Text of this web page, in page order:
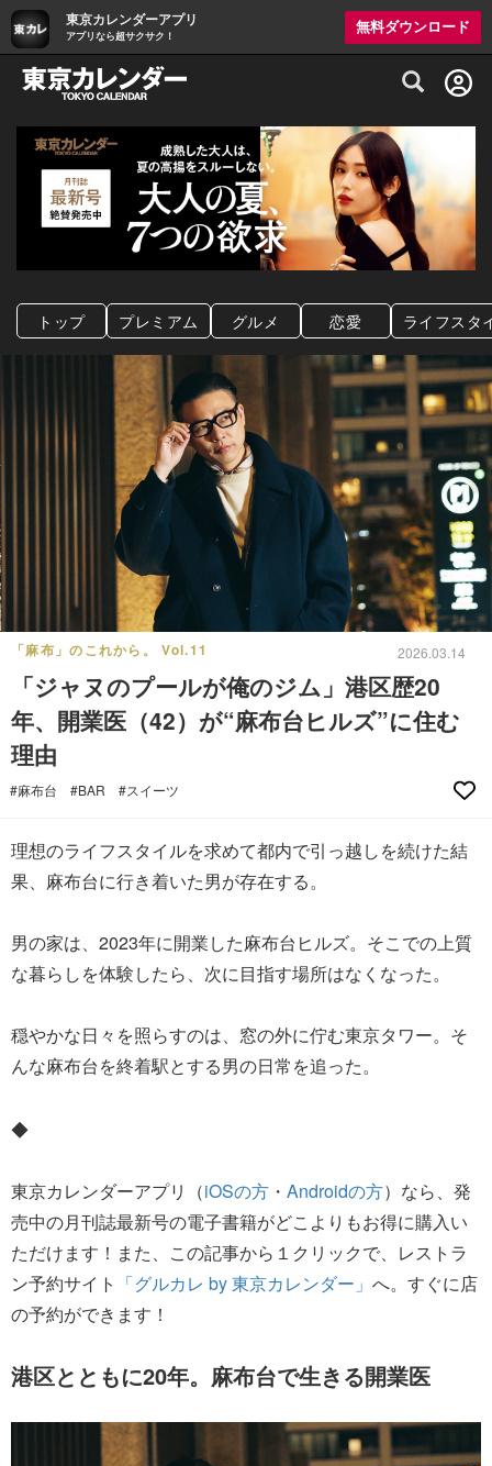
東京カレンダーアプリ
アプリなら超サクサク！
無料ダウンロード
グルメ情報・プレミアムレストラン予約
トップ プレミアム グルメ 恋愛 ライフスタ
「麻布」のこれから。 Vol.11 2026.03.14
「ジャヌのプールが俺のジム」港区歴20
年、開業医（42）が“麻布台ヒルズ”に住む
理由
#麻布台 #BAR #スイーツ
理想のライフスタイルを求めて都内で引っ越しを続けた結
果、麻布台に行き着いた男が存在する。
男の家は、2023年に開業した麻布台ヒルズ。そこでの上質
な暮らしを体験したら、次に目指す場所はなくなった。
穏やかな日々を照らすのは、窓の外に佇む東京タワー。そ
んな麻布台を終着駅とする男の日常を追った。
◆
東京カレンダーアプリ（iOSの方 ・ Androidの方）なら、発
売中の月刊誌最新号の電子書籍がどこよりもお得に購入い
ただけます！また、この記事から１クリックで、レストラ
ン予約サイト 「グルカレ by 東京カレンダー」 へ。すぐに店
の予約ができます！
港区とともに20年。麻布台で生きる開業医